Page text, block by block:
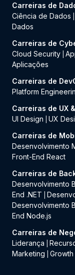
Carreiras de
Ciência de Dados
Dados
Carreiras de
Cloud Security
Aplicações
Carreiras de
Platform
Carreiras de UX
UI Design
UX
Carreiras de
Desenvolvimento
Front-End React
Carreiras de
Desenvolvimento
End .NET
Desenvolvimento
End Node.js
Carreiras de
Liderança
Marketing